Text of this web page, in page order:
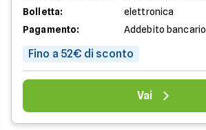
Bolletta:
elettronica
Pagamento:
Addebito bancario
Fino a 52€ di sconto
Vai